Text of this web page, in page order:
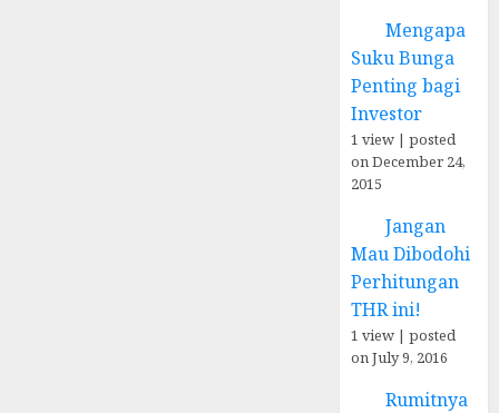
Mengapa
Suku Bunga
Penting bagi
Investor
1 view |posted
on December 24,
2015
Jangan
Mau Dibodohi
Perhitungan
THR ini!
1 view |posted
on July 9, 2016
Rumitnya